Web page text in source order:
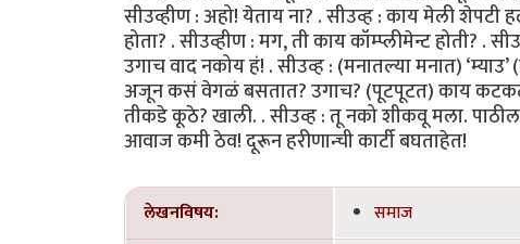
सीउव्हीण : अहो! येताय ना? . सीउव्ह : काय मेली शेपटी
होता? . सीउव्हीण : मग, ती काय कॉम्प्लीमेन्ट होती? .
उगाच वाद नकोय हं! . सीउव्ह : (मनातल्या मनात)
अजून कसं वेगळं बसतात? उगाच? (पूटपूटत) काय कटकट
तीकडे कूठे? खाली. . सीउव्ह : तू नको शीकवू मला.
आवाज कमी ठेव! दूरून हरीणान्ची कार्टी बघताहेत!
लेखनविषय:
समाज